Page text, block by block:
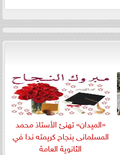
«الميدان» تهنئ الأستاذ محمد
المسلمانى بنجاح كريمته ندا في
الثانوية العامة